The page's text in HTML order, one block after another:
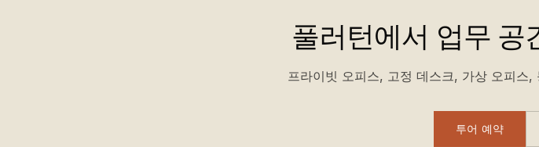
풀러턴에서 업무 공
프라이빗 오피스, 고정 데스크, 가상 오피
투어 예약